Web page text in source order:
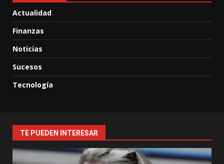
Actualidad
Finanzas
Noticias
Sucesos
Tecnología
TE PUEDEN INTERESAR